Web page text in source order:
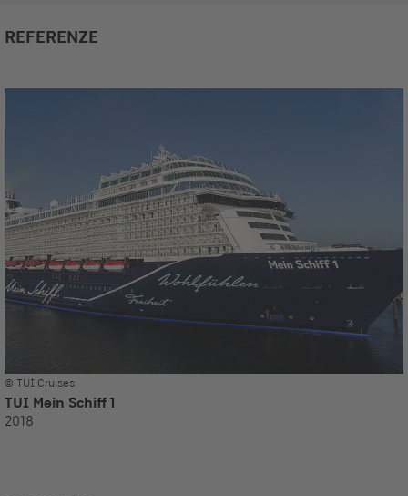
REFERENZE
© TUI Cruises
TUI Mein Schiff 1
2018